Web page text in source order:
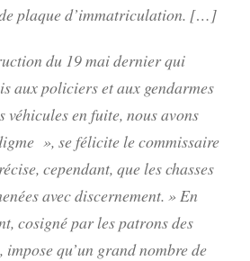
plaque d’immatriculation. […]
du 19 mai dernier qui
aux policiers et aux gendarmes
véhicules en fuite, nous avons
», se félicite le commissaire
cependant, que les chasses
avec discernement. » En
cosigné par les patrons des
impose qu’un grand nombre de